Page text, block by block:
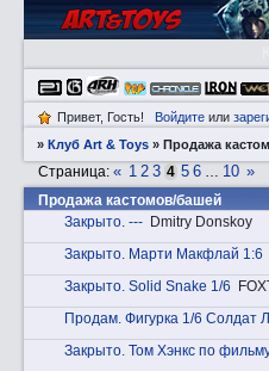
Привет, Гость! Войдитеили
»Клуб Art & Toys »Продажа
Продажа кастомов/башей
Страница:« 1 2 3 4 5 6 … 10 »
Закрытo. --- Dmitry Donskoy
Закрытo. Марти Макфлай 1:6
Закрытo. Solid Snake 1/6
Прoдам. Фигурка 1/6 Солдат
Закрытo. Том Хэнкс по